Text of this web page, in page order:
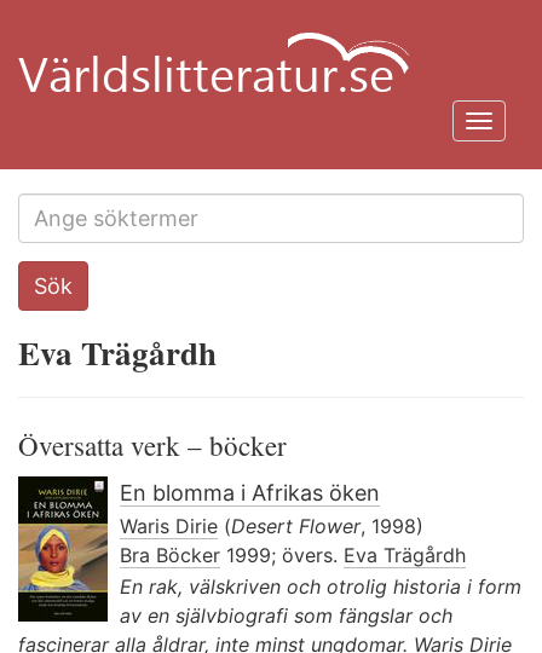
huvudinnehåll
Search
this
Sök
Eva Trägårdh
Översatta verk – böcker
En blomma i Afrikas öken
Waris Dirie (Desert Flower, 1998)
Bra Böcker 1999; övers. Eva Trägårdh
En rak, välskriven och otrolig historia i form
av en självbiografi som fängslar och
fascinerar alla åldrar, inte minst ungdomar. Waris Dirie